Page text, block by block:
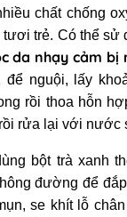
chất chống
tươi trẻ. Có thể sử
da nhạy cảm bị
nguội, lấy
rồi thoa hỗn
rửa lại với nước
bột trà xanh
đường để
se khít lỗ